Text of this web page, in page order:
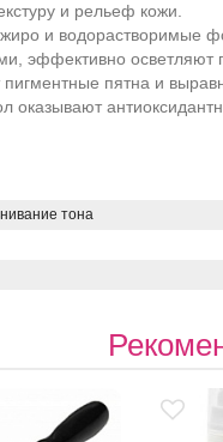
и рельеф кожи.
и водорастворимые
эффективно осветляют
пятна и
оказывают
тона